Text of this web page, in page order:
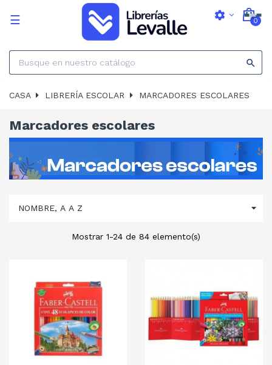

settings 0
Navegación
☰
CASA LIBRERÍA ESCOLAR MARCADORES ESCOLARES
Marcadores escolares
NOMBRE, A A Z 
Mostrar 1-24 de 84 elemento(s)